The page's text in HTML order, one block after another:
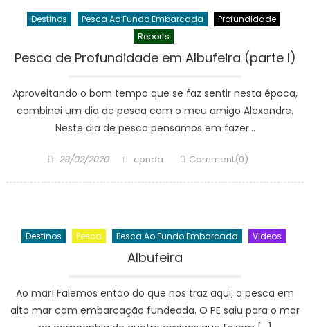
Destinos Pesca Ao Fundo Embarcada
Profundidade
Reports
Pesca de Profundidade em Albufeira (parte I)
Aproveitando o bom tempo que se faz sentir nesta época,
combinei um dia de pesca com o meu amigo Alexandre.
Neste dia de pesca pensamos em fazer…
Posted
29/02/2020 Author
cpnda Comment(0)
Destinos Pesca Pesca Ao Fundo Embarcada Videos
Albufeira
Ao mar! Falemos então do que nos traz aqui, a pesca em
alto mar com embarcação fundeada. O PE saiu para o mar